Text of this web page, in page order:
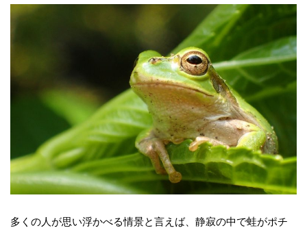
多くの人が思い浮かべる情景と言えば、静寂の中で蛙がポチ